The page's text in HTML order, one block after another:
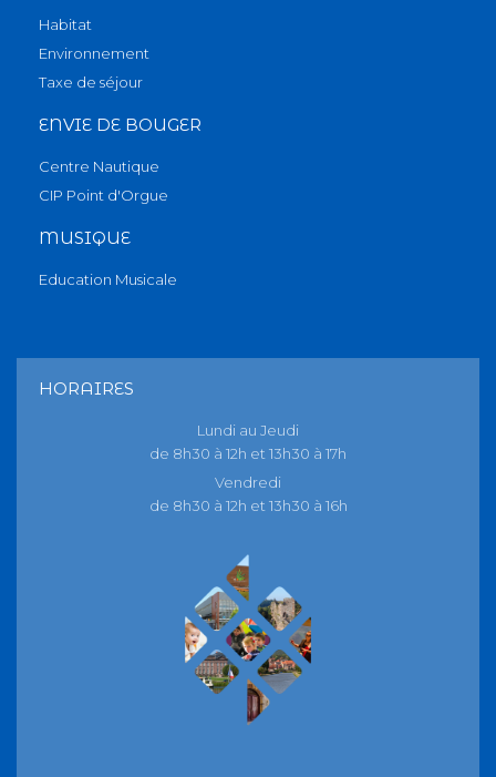
Habitat
Environnement
Taxe de séjour
ENVIE DE BOUGER
Centre Nautique
CIP Point d'Orgue
MUSIQUE
Education Musicale
HORAIRES
Lundi au Jeudi
de 8h30 à 12h et 13h30 à 17h
Vendredi
de 8h30 à 12h et 13h30 à 16h